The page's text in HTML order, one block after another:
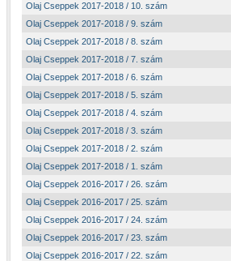
Olaj Cseppek 2017-2018 / 10. szám
Olaj Cseppek 2017-2018 / 9. szám
Olaj Cseppek 2017-2018 / 8. szám
Olaj Cseppek 2017-2018 / 7. szám
Olaj Cseppek 2017-2018 / 6. szám
Olaj Cseppek 2017-2018 / 5. szám
Olaj Cseppek 2017-2018 / 4. szám
Olaj Cseppek 2017-2018 / 3. szám
Olaj Cseppek 2017-2018 / 2. szám
Olaj Cseppek 2017-2018 / 1. szám
Olaj Cseppek 2016-2017 / 26. szám
Olaj Cseppek 2016-2017 / 25. szám
Olaj Cseppek 2016-2017 / 24. szám
Olaj Cseppek 2016-2017 / 23. szám
Olaj Cseppek 2016-2017 / 22. szám